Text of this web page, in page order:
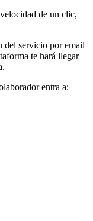
de un clic,
del servicio por email
te hará llegar
entra a: